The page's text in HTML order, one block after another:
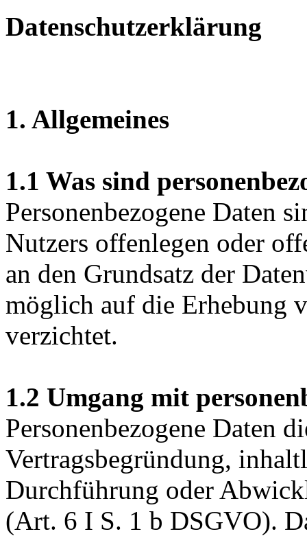
Datenschutzerklärung
1. Allgemeines
1.1 Was sind
Personenbezogene Daten
Nutzers offenlegen oder
an den Grundsatz der
möglich auf die Erhebung
verzichtet.
1.2 Umgang mit
Personenbezogene Daten
Vertragsbegründung,
Durchführung oder
(Art. 6 I S. 1 b DSGVO).